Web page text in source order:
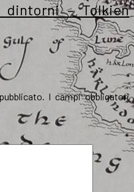
dintorni – Tolkien
I campi obbligatori
*